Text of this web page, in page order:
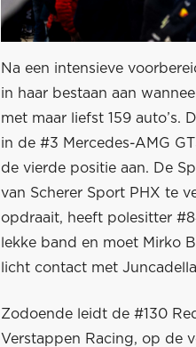
Na een intensieve
in haar bestaan aan
met maar liefst 159 auto’s.
in de #3 Mercedes-AMG
de vierde positie aan. De
van Scherer Sport PHX te
opdraait, heeft polesitter
lekke band en moet Mirko
licht contact met
Zodoende leidt de #130
Verstappen Racing, op de